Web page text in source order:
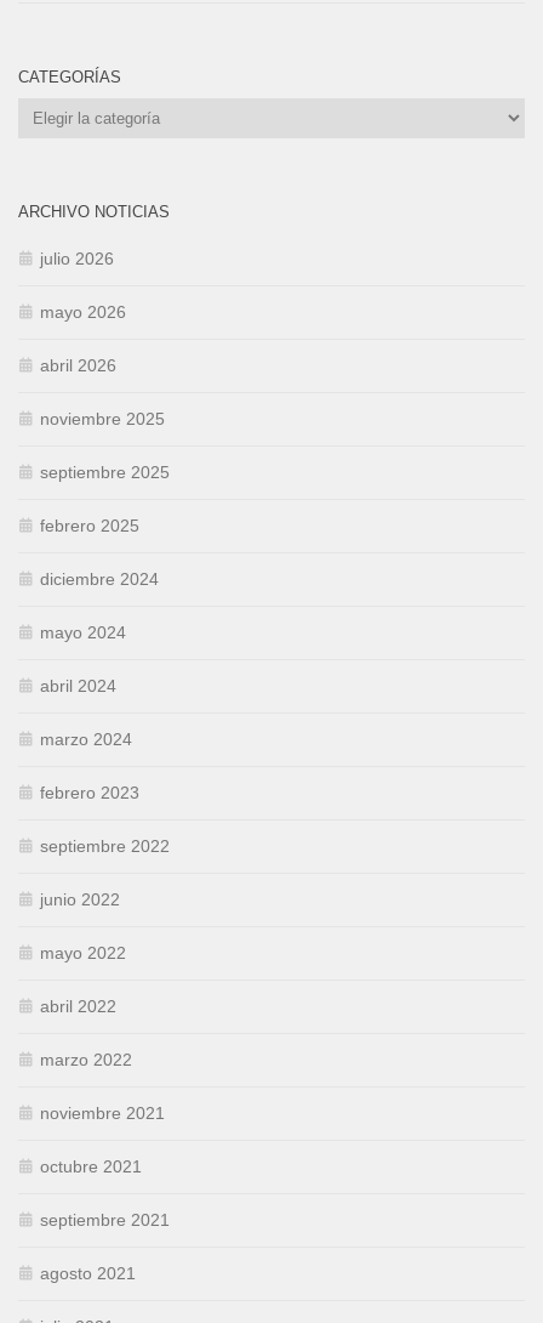
CATEGORÍAS
Categorías
ARCHIVO NOTICIAS
julio 2026
mayo 2026
abril 2026
noviembre 2025
septiembre 2025
febrero 2025
diciembre 2024
mayo 2024
abril 2024
marzo 2024
febrero 2023
septiembre 2022
junio 2022
mayo 2022
abril 2022
marzo 2022
noviembre 2021
octubre 2021
septiembre 2021
agosto 2021